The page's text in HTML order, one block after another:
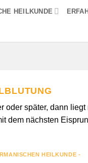
HEILKUNDE
später, dann
dem nächsten
HEILKUNDE -